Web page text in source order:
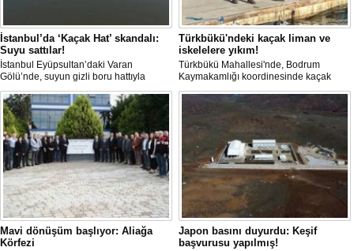
İstanbul’da ‘Kaçak Hat’ skandalı:
Suyu sattılar!
İstanbul Eyüpsultan’daki Varan
Gölü’nde, suyun gizli boru hattıyla
çekilip tankerlere aktarıldığı öne
sürüldü. Hattın izini süren vatandaşlar,
yaklaşık 3 kilometrelik kaçak düzenek
kurulduğunu iddia etti.
Türkbükü'ndeki kaçak liman ve
iskelelere yıkım!
Türkbükü Mahallesi'nde, Bodrum
Kaymakamlığı koordinesinde kaçak
liman ve iskelelere yönelik yıkım
çalışması başlatıldı.
Mavi dönüşüm başlıyor: Aliağa
Körfezi
Japon basını duyurdu: Keşif
başvurusu yapılmış!